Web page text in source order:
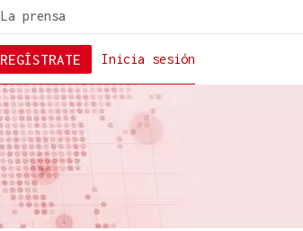
La prensa
Inicia sesión
REGÍSTRATE